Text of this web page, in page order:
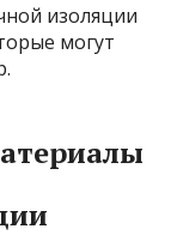
изоляции
могут